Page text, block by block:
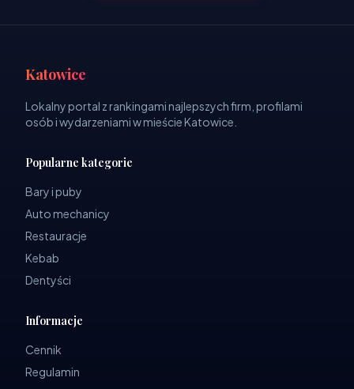
Katowice
Lokalny portal z rankingami najlepszych firm, profilami
osób i wydarzeniami w mieście Katowice.
Popularne kategorie
Bary i puby
Auto mechanicy
Restauracje
Kebab
Dentyści
Informacje
Cennik
Regulamin